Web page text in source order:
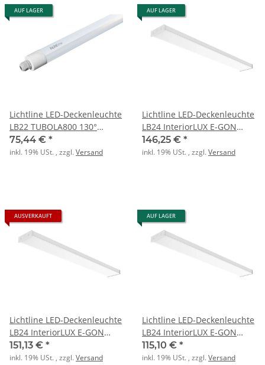
AUF LAGER
Lichtline LED-Deckenleuchte
LB22 TUBOLA800 130°
4000K 19W 2600lm IP65
75,44 € *
inkl. 19% USt. , zzgl.Versand
AUF LAGER
Lichtline LED-Deckenleuchte
LB24 InteriorLUX E-GON
UGR 1200 31W 3/4K IP44
146,25 € *
inkl. 19% USt. , zzgl.Versand
AUSVERKAUFT
Lichtline LED-Deckenleuchte
LB24 InteriorLUX E-GON
UGR 1500 40W 3/4K IP44
151,13 € *
inkl. 19% USt. , zzgl.Versand
AUF LAGER
Lichtline LED-Deckenleuchte
LB24 InteriorLUX E-GON
UGR 600 20W 3K/4K IP44
115,10 € *
inkl. 19% USt. , zzgl.Versand